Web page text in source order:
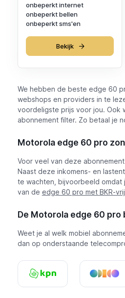
onbeperkt internet
onbeperkt bellen
onbeperkt sms'en
Bekijk
We hebben de beste edge 60
webshops en providers in te
voordeligste prijs voor jou. Ook
abonnement filter. Zo betaal je
Motorola edge 60 pro
Voor veel van deze
Naast deze inkomens- en
te wachten, bijvoorbeeld omdat
van de edge 60 pro met BKR-
De Motorola edge 60
Weet je al welk mobiel
dan op onderstaande